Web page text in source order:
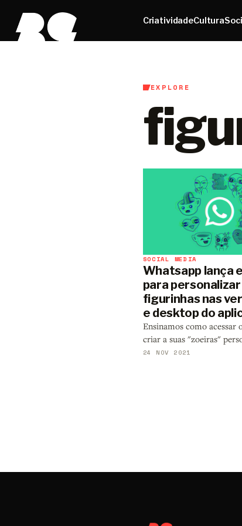
CriatividadeCultura
EXPLORE
SOCIAL MEDIA
Whatsapp lança
para personalizar
figurinhas nas
e desktop do
Ensinamos como acessar
criar a suas "zoeiras"
24 NOV 2021